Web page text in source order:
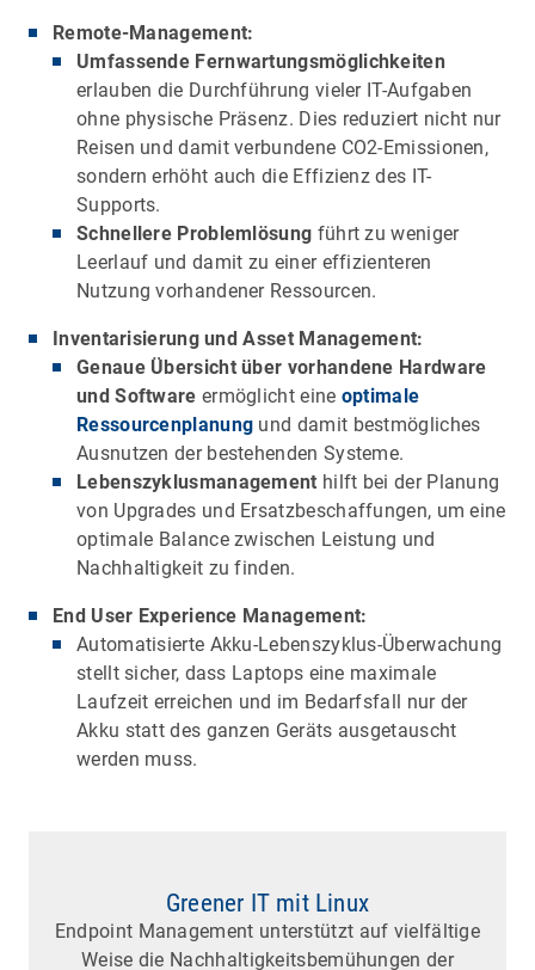
Remote-Management:
Umfassende Fernwartungsmöglichkeiten
erlauben die Durchführung vieler IT-Aufgaben
ohne physische Präsenz. Dies reduziert nicht nur
Reisen und damit verbundene CO2-Emissionen,
sondern erhöht auch die Effizienz des IT-
Supports.
Schnellere Problemlösung führt zu weniger
Leerlauf und damit zu einer effizienteren
Nutzung vorhandener Ressourcen.
Inventarisierung und Asset Management:
Genaue Übersicht über vorhandene Hardware
und Software ermöglicht eine optimale
Ressourcenplanung und damit bestmögliches
Ausnutzen der bestehenden Systeme.
Lebenszyklusmanagement hilft bei der Planung
von Upgrades und Ersatzbeschaffungen, um eine
optimale Balance zwischen Leistung und
Nachhaltigkeit zu finden.
End User Experience Management:
Automatisierte Akku-Lebenszyklus-Überwachung
stellt sicher, dass Laptops eine maximale
Laufzeit erreichen und im Bedarfsfall nur der
Akku statt des ganzen Geräts ausgetauscht
werden muss.
Greener IT mit Linux
Endpoint Management unterstützt auf vielfältige
Weise die Nachhaltigkeitsbemühungen der